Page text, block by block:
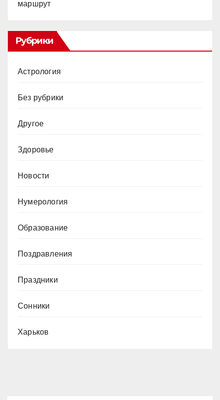
маршрут
Рубрики
Астрология
Без рубрики
Другое
Здоровье
Новости
Нумерология
Образование
Поздравления
Праздники
Сонники
Харьков